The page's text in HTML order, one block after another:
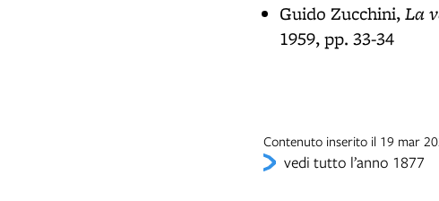
Guido Zucchini,La
1959, pp. 33-34
Contenuto inserito il 19 mar
vedi tutto l’anno 1877